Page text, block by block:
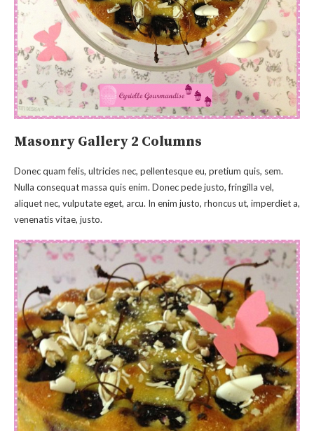
Masonry Gallery 2 Columns
Donec quam felis, ultricies nec, pellentesque eu, pretium quis, sem.
Nulla consequat massa quis enim. Donec pede justo, fringilla vel,
aliquet nec, vulputate eget, arcu. In enim justo, rhoncus ut, imperdiet a,
venenatis vitae, justo.